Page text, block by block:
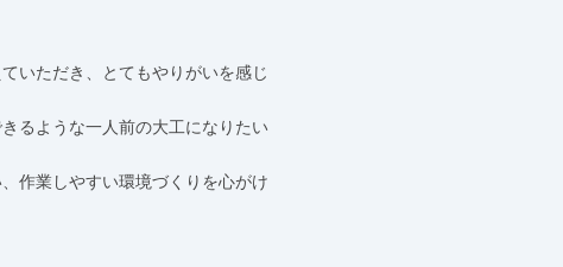
いただき、とてもやりがいを感じ
るような一人前の大工になりたい
作業しやすい環境づくりを心がけ